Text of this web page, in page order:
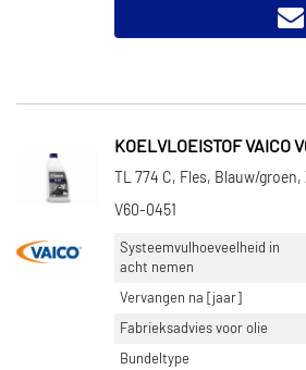
KOELVLOEISTOF VAICO
TL 774 C, Fles, Blauw/
V60-0451
Systeemvulhoeveelheid in
acht nemen
Vervangen na [jaar]
Fabrieksadvies voor olie
Bundeltype